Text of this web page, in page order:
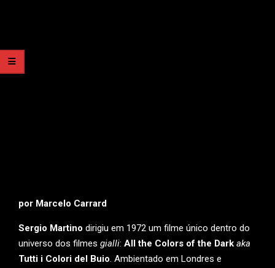
por Marcelo Carrard
Sergio Martino dirigiu em 1972 um filme único dentro do
universo dos filmes gialli: All the Colors of the Dark aka
Tutti i Colori del Buio. Ambientado em Londres e